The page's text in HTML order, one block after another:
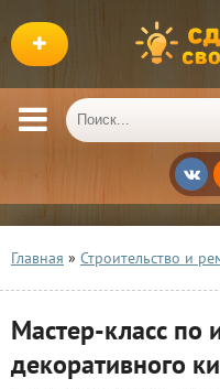
Главная » Строительство и
Мастер-класс по
декоративного